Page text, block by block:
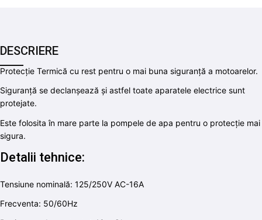
DESCRIERE
Protecție Termică cu rest pentru o mai buna siguranță a motoarelor.
Siguranță se declanșează și astfel toate aparatele electrice sunt
protejate.
Este folosita în mare parte la pompele de apa pentru o protecție mai
sigura.
Detalii tehnice:
Tensiune nominală: 125/250V AC-16A
Frecventa: 50/60Hz